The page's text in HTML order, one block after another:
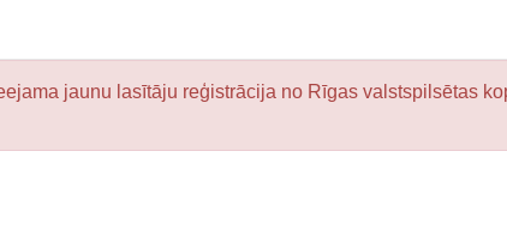
jaunu lasītāju reģistrācija no Rīgas valstspilsētas